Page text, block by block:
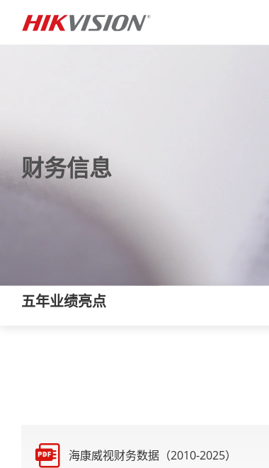
财务信息
五年业绩亮点
海康威视财务数据（2010-2025）